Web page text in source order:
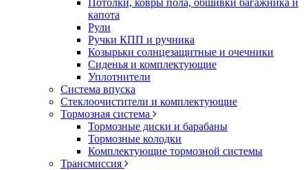
Потолки, ковры пола, обшивки багажника и
капота
Рули
Ручки КПП и ручника
Козырьки солнцезащитные и очечники
Сиденья и комплектующие
Уплотнители
Система впуска
Стеклоочистители и комплектующие
Тормозная система
Тормозные диски и барабаны
Тормозные колодки
Комплектующие тормозной системы
Трансмиссия